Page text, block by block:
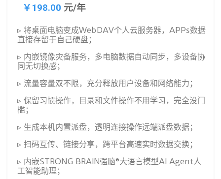
￥198.00 元/年
▹ 将桌面电脑变成WebDAV个人云服务器，APPs数据
直接存留于自己硬盘；
▹ 内嵌镜像灾备服务，多电脑数据自动同步，多设备协
同无切换感；
▹ 流量容量双不限，充分释放用户设备和网络能力；
▹ 保留习惯操作，目录和文件操作不用学习，完全没门
槛；
▹ 生成本机内置派盘，透明连接操作远端派盘数据；
▹ 扫码互传、链接分享，跨平台高速实时数据交换；
▹ 内嵌STRONG BRAIN强脑®大语言模型AI Agent人
工智能助理；